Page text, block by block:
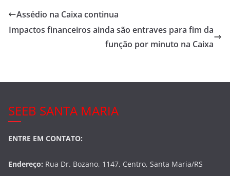
e
b
k
er e
Assédio na Caixa continua
Impactos financeiros ainda são entraves para fim da
função por minuto na Caixa
SEEB SANTA MARIA
ENTRE EM CONTATO:
Endereço: Rua Dr. Bozano, 1147, Centro, Santa Maria/RS